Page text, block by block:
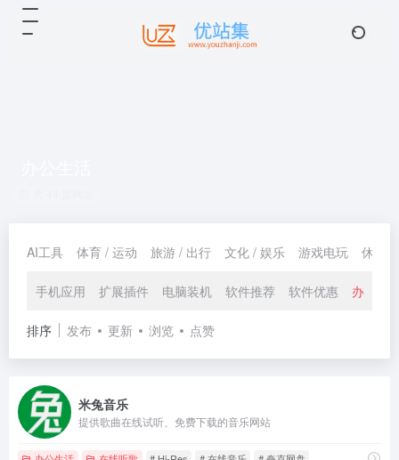
AI工具 体育 / 运动 旅游 / 出行 文化 / 娱乐 游戏电玩 休闲 /
手机应用 扩展插件 电脑装机 软件推荐 软件优惠 办公生
排序 发布 更新 浏览 点赞
米兔音乐
提供歌曲在线试听、免费下载的音乐网站